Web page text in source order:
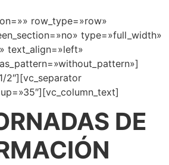
row_type=»row»
type=»full_width»
text_align=»left»
2″][vc_separator
DE